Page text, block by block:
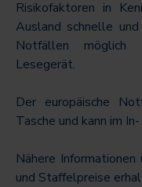
Risikofaktoren in
Ausland schnelle
Notfällen möglich
Lesegerät.
Der europäische
Tasche und kann im
Nähere
und Staffelpreise